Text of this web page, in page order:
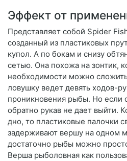
Эффект от
Представляет собой Spider
созданный из пластиковых
купол. А по бокам и снизу
сетью. Она похожа на зонтик,
необходимости можно
ловушку ведет девять ходов-
проникновения рыбы. Но если
обратно рукав не дает выйти.
дно, то пластиковые палочки
задерживают вершу на одном
достаточно рыбы можно
Верша рыболовная как